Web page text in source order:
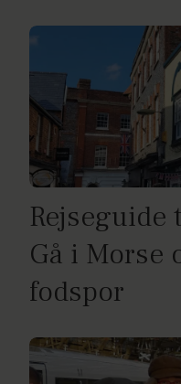
Rejseguide
Gå i Morse
fodspor